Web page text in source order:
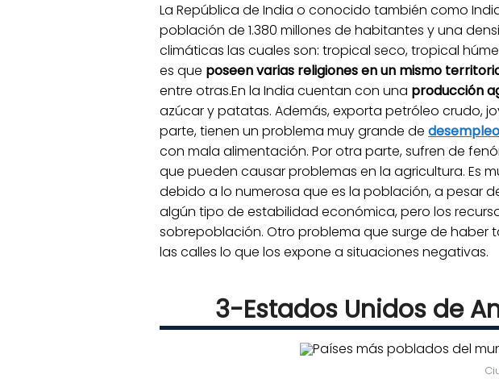
La República de India o conocido también como
población de 1.380 millones de habitantes y una
climáticas las cuales son: tropical seco, tropical
es que poseen varias religiones en un mismo
entre otras.En la India cuentan con una producción
azúcar y patatas. Además, exporta petróleo crudo,
parte, tienen un problema muy grande de desempleo
con mala alimentación. Por otra parte, sufren de
que pueden causar problemas en la agricultura. Es
debido a lo numerosa que es la población, a pesar
algún tipo de estabilidad económica, pero los
sobrepoblación. Otro problema que surge de
las calles lo que los expone a situaciones negativas.
3-Estados Unidos de